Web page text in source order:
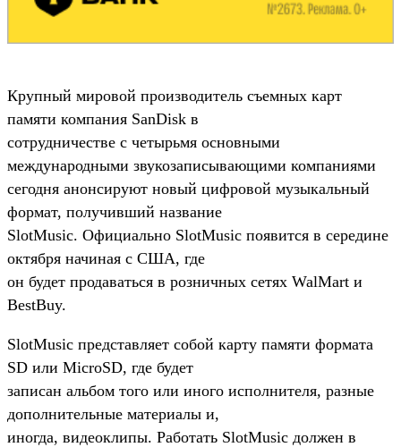
Крупный мировой производитель съемных карт
памяти компания SanDisk в
сотрудничестве с четырьмя основными
международными звукозаписывающими компаниями
сегодня анонсируют новый цифровой музыкальный
формат, получивший название
SlotMusic. Официально SlotMusic появится в середине
октября начиная с США, где
он будет продаваться в розничных сетях WalMart и
BestBuy.
SlotMusic представляет собой карту памяти формата
SD или MicroSD, где будет
записан альбом того или иного исполнителя, разные
дополнительные материалы и,
иногда, видеоклипы. Работать SlotMusic должен в